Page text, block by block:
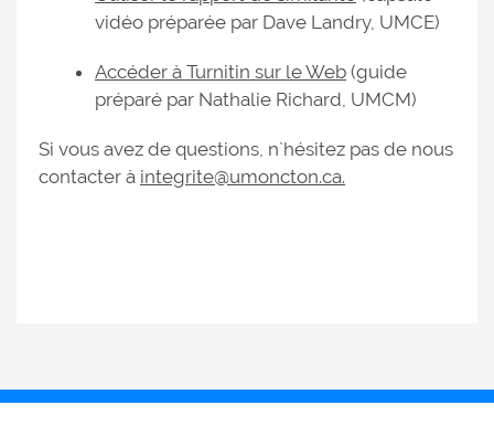
vidéo préparée par Dave Landry, UMCE)
Accéder à Turnitin sur le Web (guide
préparé par Nathalie Richard, UMCM)
Si vous avez de questions, n`hésitez pas de nous
contacter à integrite@umoncton.ca.